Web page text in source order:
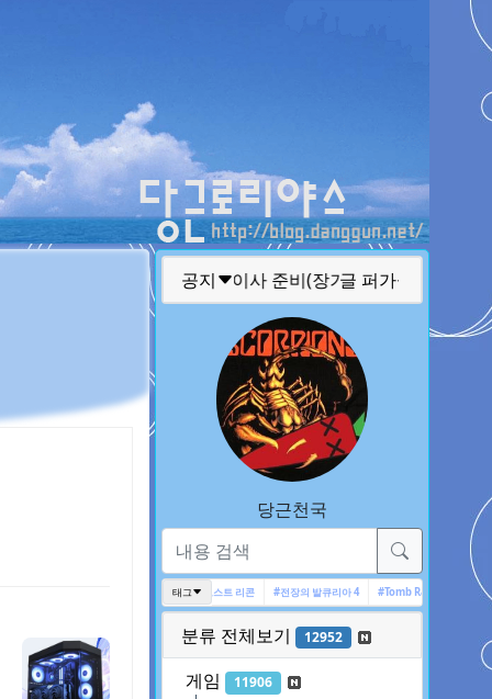
공지 글 퍼가실때 주의 사항
당근천국
태그
#고스트 리콘 #전장의 발큐리아 4 #Tomb Raider #XCOM
분류 전체보기 12952
게임 11906